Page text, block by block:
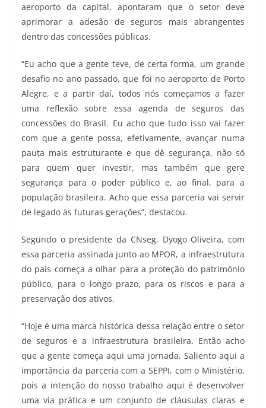
aeroporto da capital, apontaram que o setor deve
aprimorar a adesão de seguros mais abrangentes
dentro das concessões públicas.
“Eu acho que a gente teve, de certa forma, um grande
desafio no ano passado, que foi no aeroporto de Porto
Alegre, e a partir daí, todos nós começamos a fazer
uma reflexão sobre essa agenda de seguros das
concessões do Brasil. Eu acho que tudo isso vai fazer
com que a gente possa, efetivamente, avançar numa
pauta mais estruturante e que dê segurança, não só
para quem quer investir, mas também que gere
segurança para o poder público e, ao final, para a
população brasileira. Acho que essa parceria vai servir
de legado às futuras gerações”, destacou.
Segundo o presidente da CNseg, Dyogo Oliveira, com
essa parceria assinada junto ao MPOR, a infraestrutura
do país começa a olhar para a proteção do patrimônio
público, para o longo prazo, para os riscos e para a
preservação dos ativos.
“Hoje é uma marca histórica dessa relação entre o setor
de seguros e a infraestrutura brasileira. Então acho
que a gente começa aqui uma jornada. Saliento aqui a
importância da parceria com a SEPPI, com o Ministério,
pois a intenção do nosso trabalho aqui é desenvolver
uma via prática e um conjunto de cláusulas claras e